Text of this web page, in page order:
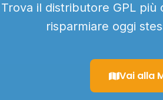
Trova il distributore GPL più
risparmiare oggi
Vai alla